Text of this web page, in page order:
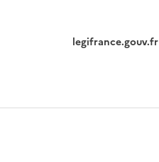
legifrance.gouv.fr